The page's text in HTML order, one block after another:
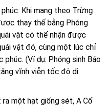
Khi mang theo Trừng
thay thế bằng Phóng
vật có thể nhận được
vật đó, cùng một lúc chỉ
(Ví dụ: Phóng sinh Báo
vĩnh viễn tốc độ di
một hạt giống sét, A Cổ